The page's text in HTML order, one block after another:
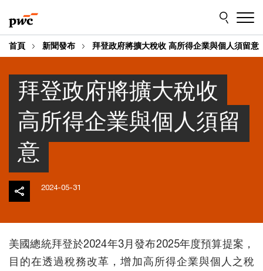
to
content
to
footer
首頁 新聞發布 拜登政府將擴大稅收 高所得企業與個人須留意
拜登政府將擴大稅收
高所得企業與個人須留
意
2024-05-31
美國總統拜登於2024年3月發布2025年度預算提案，
目的在透過稅務改革，增加高所得企業與個人之稅